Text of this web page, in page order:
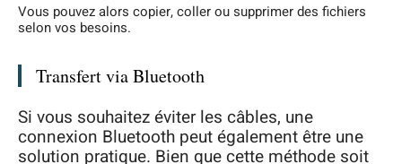
Vous pouvez alors copier, coller ou supprimer des fichiers
selon vos besoins.
Transfert via Bluetooth
Si vous souhaitez éviter les câbles, une
connexion Bluetooth peut également être une
solution pratique. Bien que cette méthode soit